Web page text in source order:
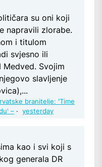
su oni koji
napravili zlorabe.
i titulom
svjesno ili
Medved. Svojim
slavljenje
branitelje: 'Time
– · yesterday
kao i svi koji s
generala DR